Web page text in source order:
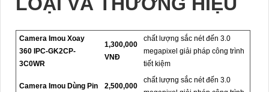
Camera Imou Xoay
360 IPC-GK2CP-
3C0WR
1,300,000
VNĐ
chất lượng sắc nét đến 3.0
megapixel giải pháp công trình
tiết kiệm
Camera Imou Dùng Pin 2,500,000
chất lượng sắc nét đến 3.0